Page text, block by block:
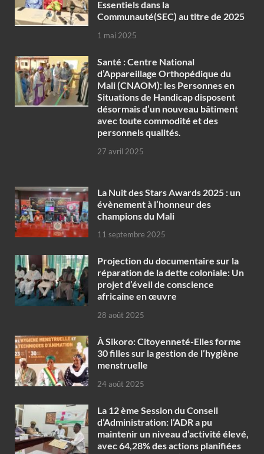
Essentiels dans la
Communauté(SEC) au titre de 2025
1 mai 2025
Santé : Centre National
d’Appareillage Orthopédique du
Mali (CNAOM): les Personnes en
Situations de Handicap disposent
désormais d’un nouveau bâtiment
avec toute commodité et des
personnels qualités.
27 avril 2025
‎La Nuit des Stars Awards 2025 : un
évènement à l’honneur des
champions du Mali
11 septembre 2025
Projection du documentaire sur la
réparation de la dette coloniale: Un
projet d’éveil de conscience
africaine en œuvre‎
28 août 2025
À Sikoro: Citoyenneté-Elles forme
30 filles sur la gestion de l’hygiène
menstruelle
24 août 2025
La 12 ème Session du Conseil
d’Administration: l’ADR a pu
maintenir un niveau d’activité élevé,
avec 64,28% des actions planifiées